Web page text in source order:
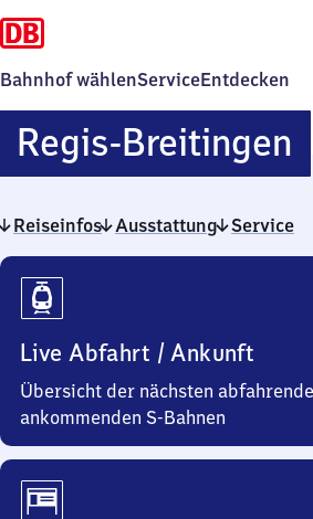
Bahnhof wählenServiceEntdecken
Regis-Breitingen
Reiseinfos Ausstattung Service
Reiseinfos
Live Abfahrt / Ankunft
Übersicht der nächsten
ankommenden S-Bahnen